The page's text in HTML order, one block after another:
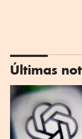
Últimas